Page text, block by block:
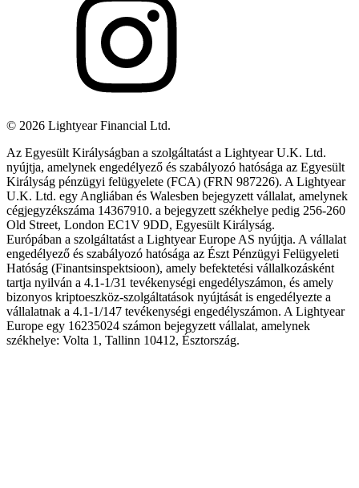
© 2026 Lightyear Financial Ltd.
Az Egyesült Királyságban a szolgáltatást a Lightyear U.K. Ltd.
nyújtja, amelynek engedélyező és szabályozó hatósága az Egyesült
Királyság pénzügyi felügyelete (FCA) (FRN 987226). A Lightyear
U.K. Ltd. egy Angliában és Walesben bejegyzett vállalat, amelynek
cégjegyzékszáma 14367910. a bejegyzett székhelye pedig 256-260
Old Street, London EC1V 9DD, Egyesült Királyság.
Európában a szolgáltatást a Lightyear Europe AS nyújtja. A vállalat
engedélyező és szabályozó hatósága az Észt Pénzügyi Felügyeleti
Hatóság (Finantsinspektsioon), amely befektetési vállalkozásként
tartja nyilván a 4.1-1/31 tevékenységi engedélyszámon, és amely
bizonyos kriptoeszköz-szolgáltatások nyújtását is engedélyezte a
vállalatnak a 4.1-1/147 tevékenységi engedélyszámon. A Lightyear
Europe egy 16235024 számon bejegyzett vállalat, amelynek
székhelye: Volta 1, Tallinn 10412, Észtország.